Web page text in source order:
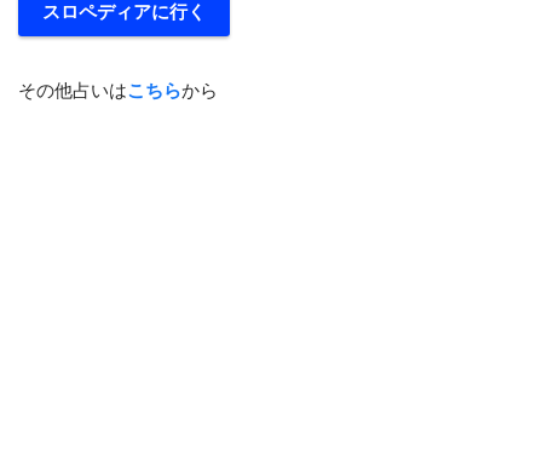
スロペディアに行く
その他占いはこちらから